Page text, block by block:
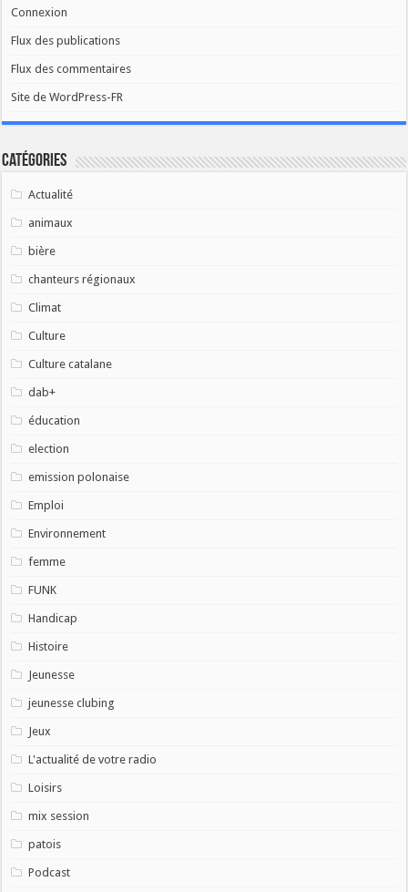
Connexion
Flux des publications
Flux des commentaires
Site de WordPress-FR
Catégories
Actualité
animaux
bière
chanteurs régionaux
Climat
Culture
Culture catalane
dab+
éducation
election
emission polonaise
Emploi
Environnement
femme
FUNK
Handicap
Histoire
Jeunesse
jeunesse clubing
Jeux
L'actualité de votre radio
Loisirs
mix session
patois
Podcast